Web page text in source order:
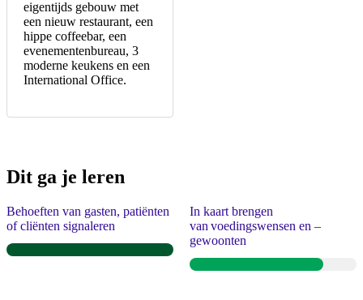
eigentijds gebouw met
een nieuw restaurant, een
hippe coffeebar, een
evenementenbureau, 3
moderne keukens en een
International Office.
Dit ga je leren
Behoeften van gasten, patiënten
of cliënten signaleren
In kaart brengen
van voedingswensen en –
gewoonten